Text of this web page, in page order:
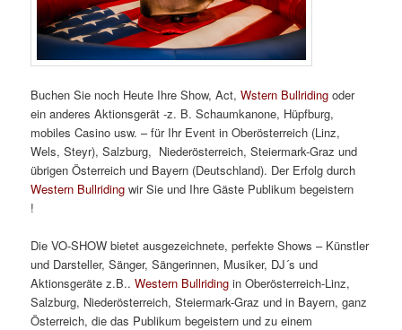
Buchen Sie noch Heute Ihre Show, Act, Wstern Bullridingoder
ein anderes Aktionsgerät -z. B. Schaumkanone, Hüpfburg,
mobiles Casino usw. – für Ihr Event in Oberösterreich (Linz,
Wels, Steyr), Salzburg, Niederösterreich, Steiermark-Graz und
übrigen Österreich und Bayern (Deutschland). Der Erfolg durch
Western Bullriding wir Sie und Ihre Gäste Publikum begeistern
!
Die VO-SHOW bietet ausgezeichnete, perfekte Shows – Künstler
und Darsteller, Sänger, Sängerinnen, Musiker, DJ´s und
Aktionsgeräte z.B..Western Bullridingin Oberösterreich-Linz,
Salzburg, Niederösterreich, Steiermark-Graz und in Bayern, ganz
Österreich, die das Publikum begeistern und zu einem